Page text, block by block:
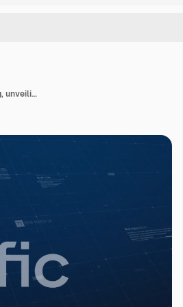
Trinidad and Tobago country map comes to life with cinematic panning, unveiling key details, the capital, and slogan, providing an engaging background for corporate and commercial use